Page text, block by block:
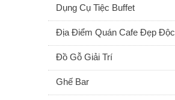
Dụng Cụ Tiệc Buffet
Địa Điểm Quán Cafe Đẹp Độc
Đồ Gỗ Giải Trí
Ghế Bar